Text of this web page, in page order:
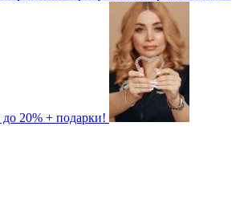
до 20% + подарки!